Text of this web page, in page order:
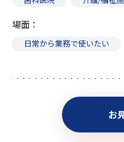
場面
日常から業務で使いたい
お